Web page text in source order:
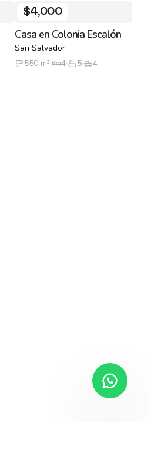
$4,000
Casa en Colonia Escalón
San Salvador
550 m²· 4· 5· 4